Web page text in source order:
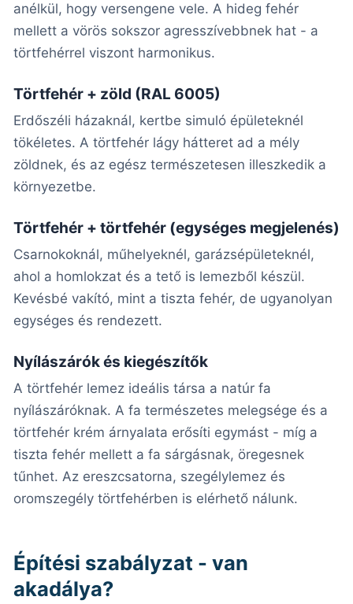
anélkül, hogy versengene vele. A hideg fehér
mellett a vörös sokszor agresszívebbnek hat - a
törtfehérrel viszont harmonikus.
Törtfehér + zöld (RAL 6005)
Erdőszéli házaknál, kertbe simuló épületeknél
tökéletes. A törtfehér lágy hátteret ad a mély
zöldnek, és az egész természetesen illeszkedik a
környezetbe.
Törtfehér + törtfehér (egységes megjelenés)
Csarnokoknál, műhelyeknél, garázsépületeknél,
ahol a homlokzat és a tető is lemezből készül.
Kevésbé vakító, mint a tiszta fehér, de ugyanolyan
egységes és rendezett.
Nyílászárók és kiegészítők
A törtfehér lemez ideális társa a natúr fa
nyílászáróknak. A fa természetes melegsége és a
törtfehér krém árnyalata erősíti egymást - míg a
tiszta fehér mellett a fa sárgásnak, öregesnek
tűnhet. Az ereszcsatorna, szegélylemez és
oromszegély törtfehérben is elérhető nálunk.
Építési szabályzat - van
akadálya?